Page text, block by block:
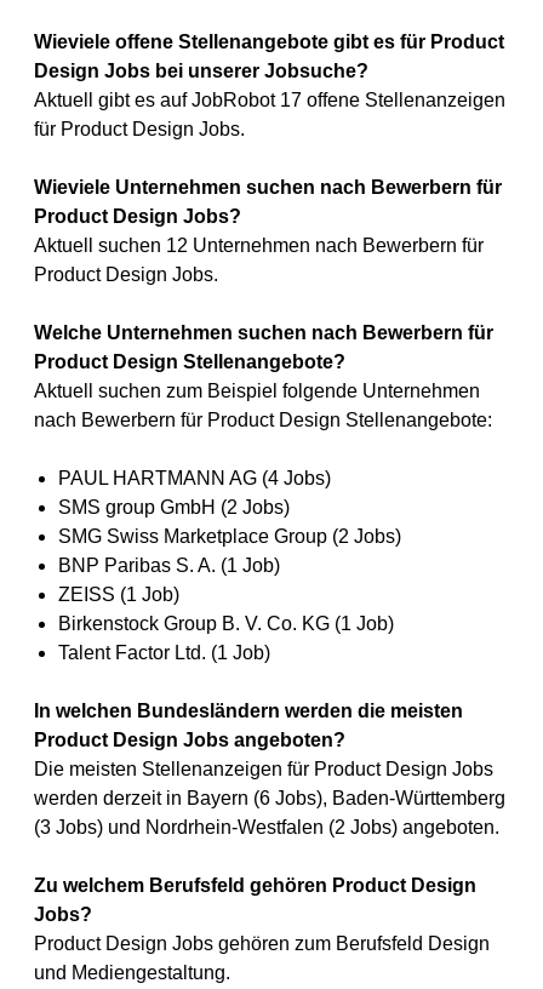
Wieviele offene Stellenangebote gibt es für Product
Design Jobs bei unserer Jobsuche?
Aktuell gibt es auf JobRobot 17 offene Stellenanzeigen
für Product Design Jobs.
Wieviele Unternehmen suchen nach Bewerbern für
Product Design Jobs?
Aktuell suchen 12 Unternehmen nach Bewerbern für
Product Design Jobs.
Welche Unternehmen suchen nach Bewerbern für
Product Design Stellenangebote?
Aktuell suchen zum Beispiel folgende Unternehmen
nach Bewerbern für Product Design Stellenangebote:
PAUL HARTMANN AG (4 Jobs)
SMS group GmbH (2 Jobs)
SMG Swiss Marketplace Group (2 Jobs)
BNP Paribas S. A. (1 Job)
ZEISS (1 Job)
Birkenstock Group B. V. Co. KG (1 Job)
Talent Factor Ltd. (1 Job)
In welchen Bundesländern werden die meisten
Product Design Jobs angeboten?
Die meisten Stellenanzeigen für Product Design Jobs
werden derzeit in Bayern (6 Jobs), Baden-Württemberg
(3 Jobs) und Nordrhein-Westfalen (2 Jobs) angeboten.
Zu welchem Berufsfeld gehören Product Design
Jobs?
Product Design Jobs gehören zum Berufsfeld Design
und Mediengestaltung.